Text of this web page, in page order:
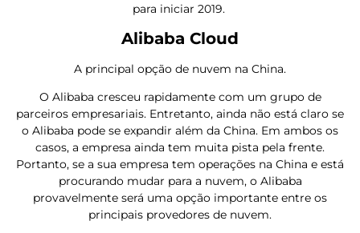
para iniciar 2019.
Alibaba Cloud
A principal opção de nuvem na China.
O Alibaba cresceu rapidamente com um grupo de
parceiros empresariais. Entretanto, ainda não está claro se
o Alibaba pode se expandir além da China. Em ambos os
casos, a empresa ainda tem muita pista pela frente.
Portanto, se a sua empresa tem operações na China e está
procurando mudar para a nuvem, o Alibaba
provavelmente será uma opção importante entre os
principais provedores de nuvem.